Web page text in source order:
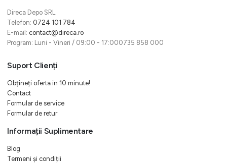
Direca Depo SRL
Telefon: 0724 101 784
E-mail: contact@direca.ro
Program: Luni - Vineri / 09:00 - 17:000735 858 000
Suport Clienți
Obțineți oferta in 10 minute!
Contact
Formular de service
Formular de retur
Informații Suplimentare
Blog
Termeni și condiții